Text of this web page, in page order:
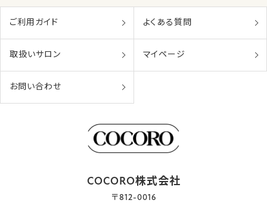
ご利用ガイド よくある質問
取扱いサロン マイページ
お問い合わせ
COCORO株式会社
〒812-0016